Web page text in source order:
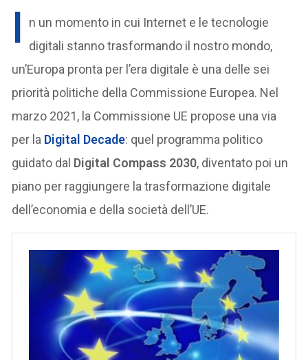
I
n un momento in cui Internet e le tecnologie
digitali stanno trasformando il nostro mondo,
un’Europa pronta per l’era digitale è una delle sei
priorità politiche della Commissione Europea. Nel
marzo 2021, la Commissione UE propose una via
per la Digital Decade: quel programma politico
guidato dal Digital Compass 2030, diventato poi un
piano per raggiungere la trasformazione digitale
dell’economia e della società dell’UE.